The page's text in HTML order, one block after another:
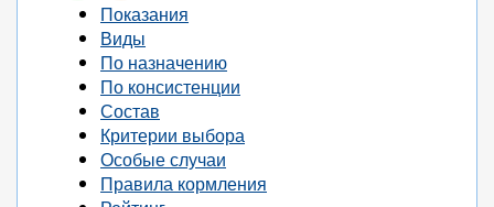
Показания
Виды
По назначению
По консистенции
Состав
Критерии выбора
Особые случаи
Правила кормления